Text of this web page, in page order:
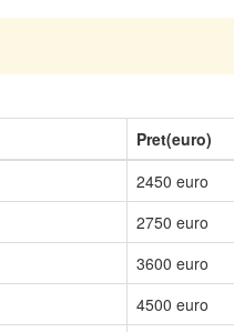
Pret(euro)
2450 euro
2750 euro
3600 euro
4500 euro